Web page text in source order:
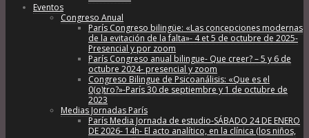
Eventos
Congreso Anual
París Congreso bilingüe: «Las concepciones modernas
de la evitación de la falta»- 4 et 5 de octubre de 2025-
Presencial y por zoom
París Congreso anual bilingue- Que creer? – 5 y 6 de
octubre 2024- presencial y zoom
Congreso Bilingue de Psicoanálisis: «Que es el
0(o)tro?»-París 30 de septiembre y 1 de octubre de
2023
Medias Jornadas París
París Media Jornada de estudio-SÁBADO 24 DE ENERO
DE 2026- 14h- El acto analítico, en la clínica (los niños,